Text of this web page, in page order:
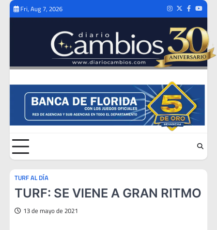
Skip
Fri, Aug 7, 2026 Instagram
TwitterFacebook
TURF AL DÍA
TURF: SE VIENE A GRAN RITMO
13 de mayo de 2021